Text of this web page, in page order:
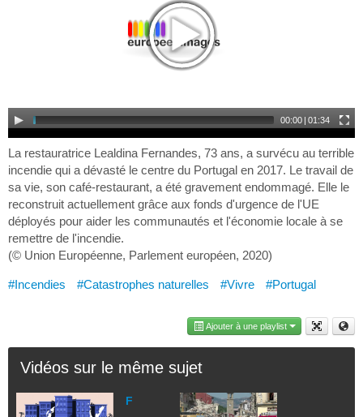
00:00 | 01:34
La restauratrice Lealdina Fernandes, 73 ans, a survécu au terrible
incendie qui a dévasté le centre du Portugal en 2017. Le travail de
sa vie, son café-restaurant, a été gravement endommagé. Elle le
reconstruit actuellement grâce aux fonds d'urgence de l'UE
déployés pour aider les communautés et l'économie locale à se
remettre de l'incendie.
(© Union Européenne, Parlement européen, 2020)
#Incendies #Catastrophes naturelles #Vivre #Portugal
Ajouter à une playlist
Vidéos sur le même sujet
F